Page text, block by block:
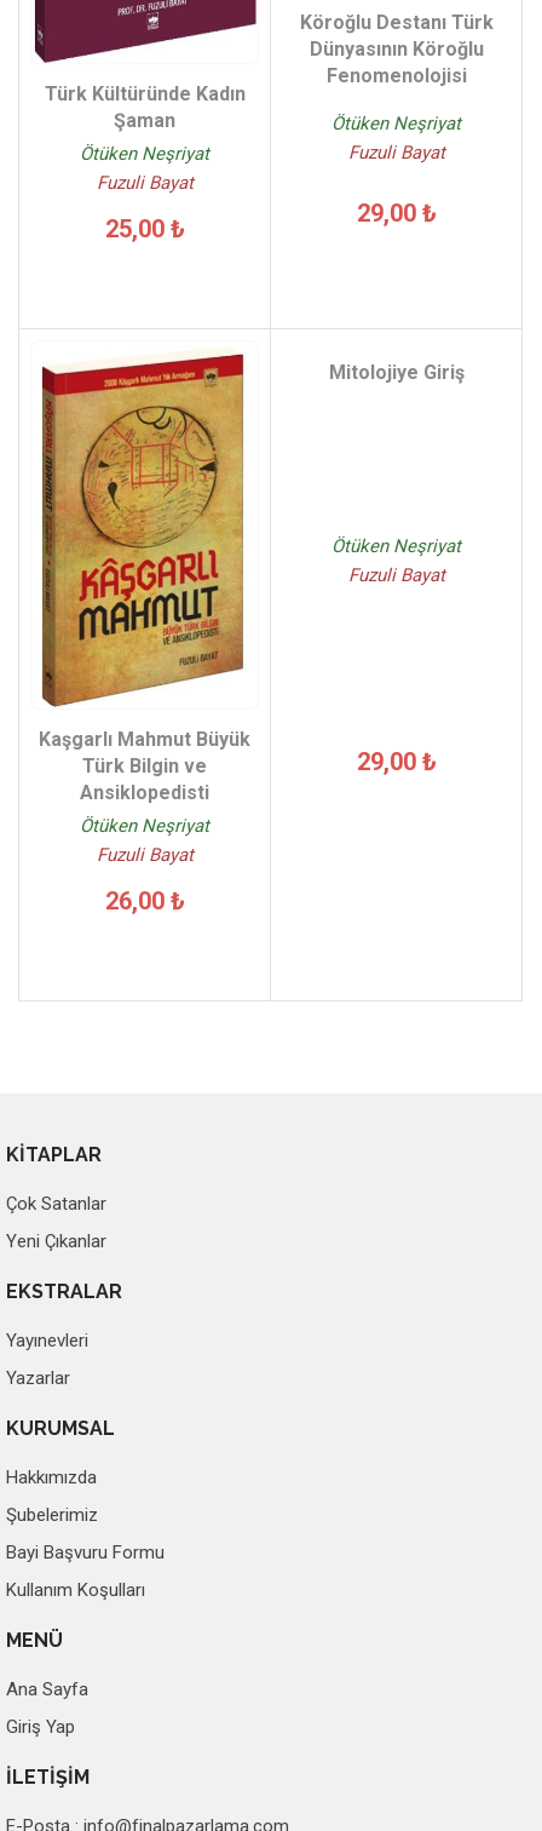
Türk Kültüründe Kadın
Şaman
Ötüken Neşriyat
Fuzuli Bayat
25,00 ₺
Köroğlu Destanı Türk
Dünyasının Köroğlu
Fenomenolojisi
Ötüken Neşriyat
Fuzuli Bayat
29,00 ₺
Kaşgarlı Mahmut Büyük
Türk Bilgin ve
Ansiklopedisti
Ötüken Neşriyat
Fuzuli Bayat
26,00 ₺
Mitolojiye Giriş
Ötüken Neşriyat
Fuzuli Bayat
29,00 ₺
KİTAPLAR
Çok Satanlar
Yeni Çıkanlar
EKSTRALAR
Yayınevleri
Yazarlar
KURUMSAL
Hakkımızda
Şubelerimiz
Bayi Başvuru Formu
Kullanım Koşulları
MENÜ
Ana Sayfa
Giriş Yap
İLETİŞİM
E-Posta : info@finalpazarlama.com